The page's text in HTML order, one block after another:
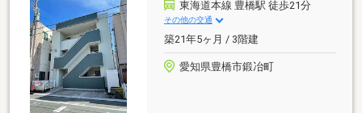
東海道本線 豊橋駅 徒歩21分
その他の交通
築21年5ヶ月 / 3階建
愛知県豊橋市鍛冶町